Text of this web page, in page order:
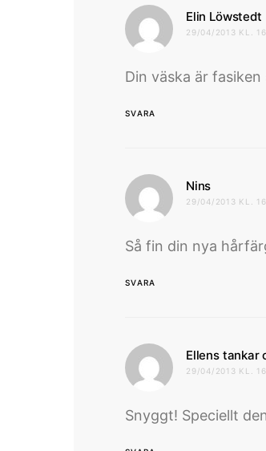
Elin Löwstedt
29/04/2013 KL.
Din väska är
SVARA
Nins
29/04/2013 KL.
Så fin din nya
SVARA
Ellens tankar
29/04/2013 KL.
Snyggt! Speciellt